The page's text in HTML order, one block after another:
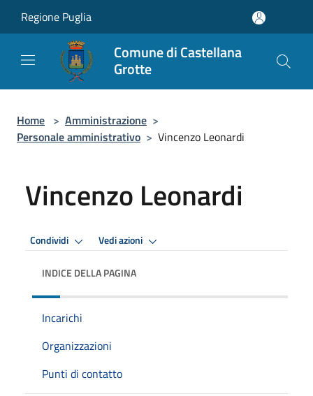
Regione Puglia
Comune di Castellana
Grotte
Home > Amministrazione >
Personale amministrativo > Vincenzo Leonardi
Vincenzo Leonardi
Condividi Vedi azioni
INDICE DELLA PAGINA
Incarichi
Organizzazioni
Punti di contatto